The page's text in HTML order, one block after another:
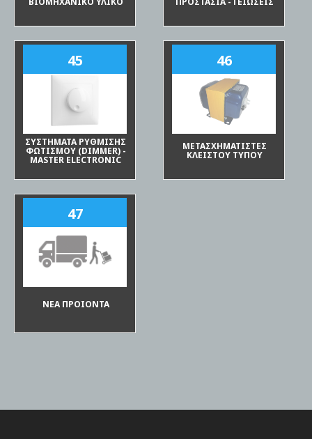
45
ΣΥΣΤΗΜΑΤΑ ΡΥΘΜΙΣΗΣ
ΦΩΤΙΣΜΟΥ (DIMMER) -
MASTER ELECTRONIC
46
ΜΕΤΑΣΧΗΜΑΤΙΣΤΕΣ
ΚΛΕΙΣΤΟΥ ΤΥΠΟΥ
47
ΝΕΑ ΠΡΟΙΟΝΤΑ